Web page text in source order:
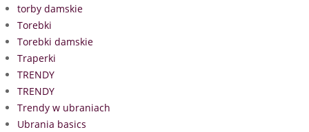
torby damskie
Torebki
Torebki damskie
Traperki
TRENDY
TRENDY
Trendy w ubraniach
Ubrania basics